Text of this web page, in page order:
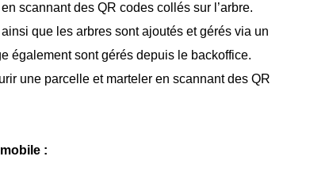
scannant des QR codes collés sur l’arbre.
que les arbres sont ajoutés et gérés via un
également sont gérés depuis le backoffice.
une parcelle et marteler en scannant des QR
: